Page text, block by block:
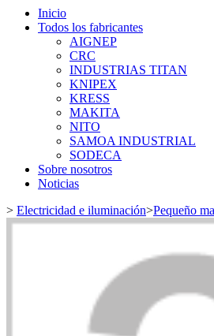
Inicio
Todos los fabricantes
AIGNEP
CRC
INDUSTRIAS TITAN
KNIPEX
KRESS
MAKITA
NITO
SAMOA INDUSTRIAL
SODECA
Sobre nosotros
Noticias
> Electricidad e iluminación>Pequeño